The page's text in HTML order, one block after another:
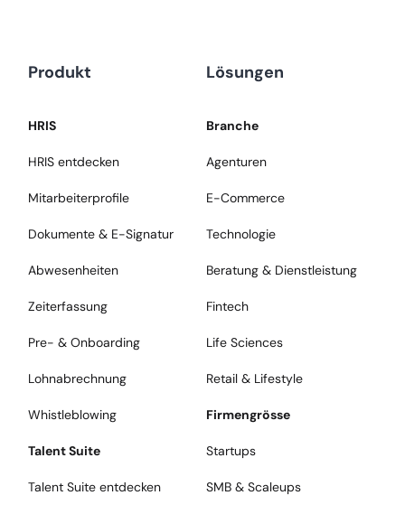
Produkt
HRIS
HRIS entdecken
Mitarbeiterprofile
Dokumente & E-Signatur
Abwesenheiten
Zeiterfassung
Pre- & Onboarding
Lohnabrechnung
Whistleblowing
Talent Suite
Talent Suite entdecken
Lösungen
Branche
Agenturen
E-Commerce
Technologie
Beratung & Dienstleistung
Fintech
Life Sciences
Retail & Lifestyle
Firmengrösse
Startups
SMB & Scaleups